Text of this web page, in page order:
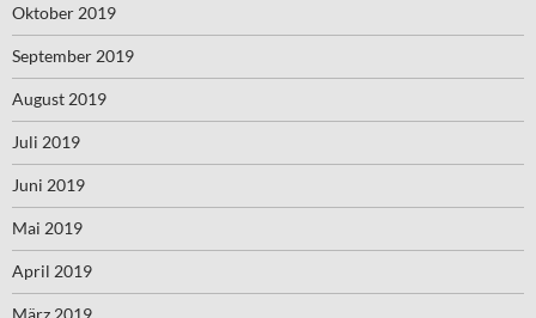
Oktober 2019
September 2019
August 2019
Juli 2019
Juni 2019
Mai 2019
April 2019
März 2019